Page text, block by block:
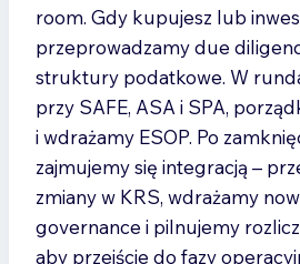
room. Gdy kupujesz lub
przeprowadzamy due
struktury podatkowe. W
przy SAFE, ASA i SPA,
i wdrażamy ESOP. Po
zajmujemy się integracją –
zmiany w KRS, wdrażamy
governance i pilnujemy
aby przejście do fazy